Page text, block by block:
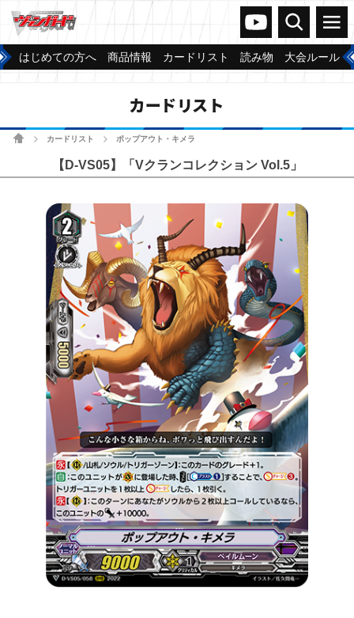
ヴァンガードch
検索 メニュー
はじめての方へ 商品情報 カードリスト 読み物 大会ルール
カードリスト
ホームカードリスト ポップアウト・キメラ
【D-VS05】「Vクランコレクション Vol.5」